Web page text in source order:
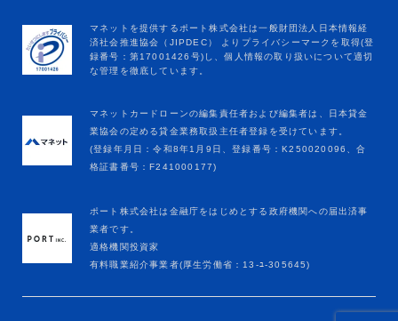
マネットカードローンの編集責任者および編集者は、日本貸金
業協会の定める貸金業務取扱主任者登録を受けています。
(登録年月日：令和8年1月9日、登録番号：K250020096、合
格証書番号：F241000177)
ポート株式会社は金融庁をはじめとする政府機関への届出済事
業者です。
適格機関投資家
有料職業紹介事業者(厚生労働省：13-ﾕ-305645)